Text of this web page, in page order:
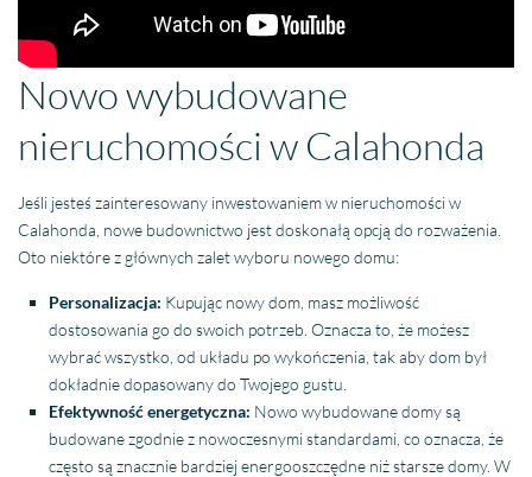
Nowo wybudowane
nieruchomości w Calahonda
Jeśli jesteś zainteresowany inwestowaniem w nieruchomości w
Calahonda, nowe budownictwo jest doskonałą opcją do rozważenia.
Oto niektóre z głównych zalet wyboru nowego domu:
Personalizacja: Kupując nowy dom, masz możliwość
dostosowania go do swoich potrzeb. Oznacza to, że możesz
wybrać wszystko, od układu po wykończenia, tak aby dom był
dokładnie dopasowany do Twojego gustu.
Efektywność energetyczna: Nowo wybudowane domy są
budowane zgodnie z nowoczesnymi standardami, co oznacza, że
często są znacznie bardziej energooszczędne niż starsze domy. W